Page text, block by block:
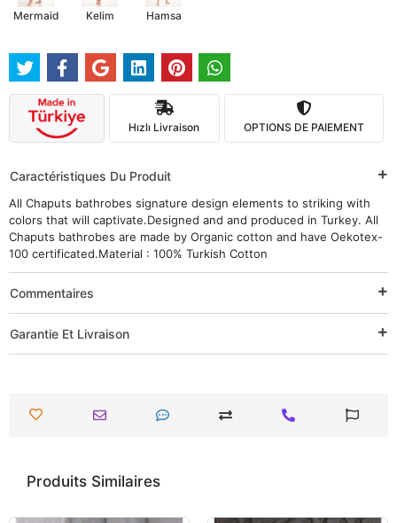
Mermaid Kelim Hamsa
Hızlı Livraison OPTIONS DE PAIEMENT
Caractéristiques Du Produit
All Chaputs bathrobes signature design elements to striking with
colors that will captivate.Designed and and produced in Turkey. All
Chaputs bathrobes are made by Organic cotton and have Oekotex-
100 certificated.Material : 100% Turkish Cotton
Commentaires
Garantie Et Livraison
Produits Similaires